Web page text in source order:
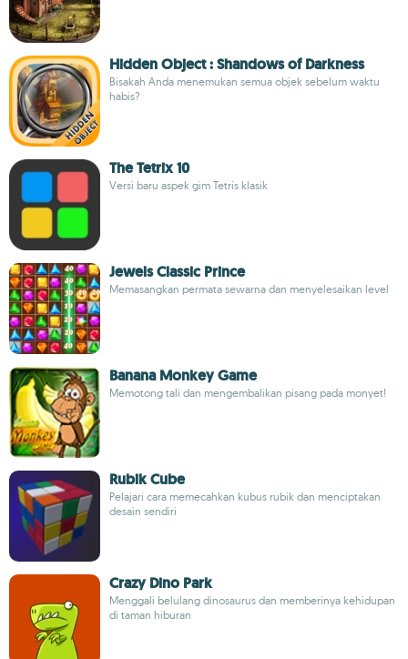
Hidden Object : Shandows of Darkness
Bisakah Anda menemukan semua objek sebelum waktu
habis?
The Tetrix 10
Versi baru aspek gim Tetris klasik
Jewels Classic Prince
Memasangkan permata sewarna dan menyelesaikan level
Banana Monkey Game
Memotong tali dan mengembalikan pisang pada monyet!
Rubik Cube
Pelajari cara memecahkan kubus rubik dan menciptakan
desain sendiri
Crazy Dino Park
Menggali belulang dinosaurus dan memberinya kehidupan
di taman hiburan